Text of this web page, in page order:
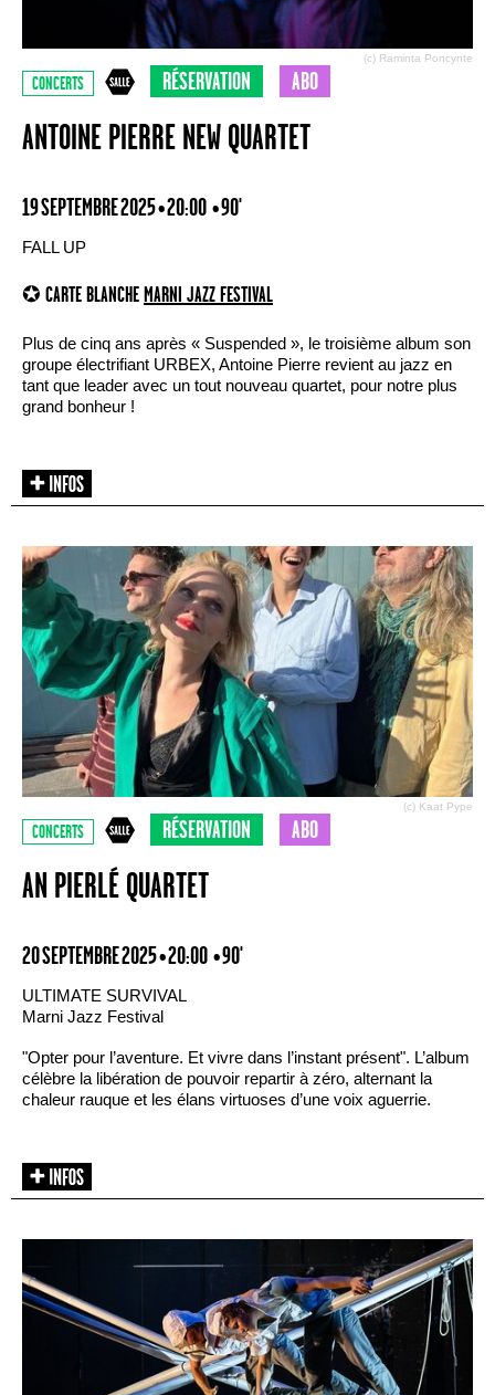
(c) Raminta Poncynte
CONCERTS RÉSERVATION ABO
ANTOINE PIERRE NEW QUARTET
19 SEPTEMBRE 2025 • 20:00 • 90'
FALL UP
✪ CARTE BLANCHE MARNI JAZZ FESTIVAL
Plus de cinq ans après « Suspended », le troisième album son
groupe électrifiant URBEX, Antoine Pierre revient au jazz en
tant que leader avec un tout nouveau quartet, pour notre plus
grand bonheur !
(c) Kaat Pype
CONCERTS RÉSERVATION ABO
AN PIERLÉ QUARTET
20 SEPTEMBRE 2025 • 20:00 • 90'
ULTIMATE SURVIVAL
Marni Jazz Festival
"Opter pour l’aventure. Et vivre dans l’instant présent". L’album
célèbre la libération de pouvoir repartir à zéro, alternant la
chaleur rauque et les élans virtuoses d’une voix aguerrie.